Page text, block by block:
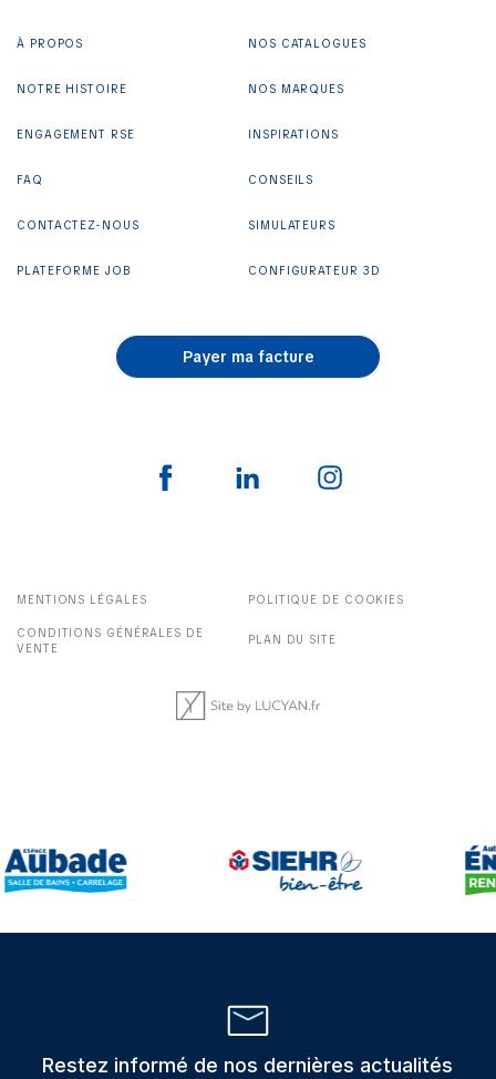
À PROPOS
NOTRE HISTOIRE
ENGAGEMENT RSE
FAQ
CONTACTEZ-NOUS
PLATEFORME JOB
NOS CATALOGUES
NOS MARQUES
INSPIRATIONS
CONSEILS
SIMULATEURS
CONFIGURATEUR 3D
Payer ma facture
MENTIONS LÉGALES POLITIQUE DE COOKIES
CONDITIONS GÉNÉRALES DE
VENTE
PLAN DU SITE
Restez informé de nos dernières actualités